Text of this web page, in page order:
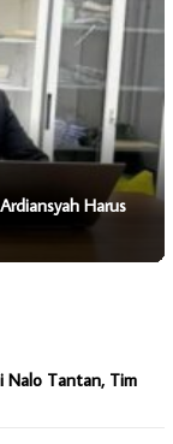
Harus
Nalo Tantan, Tim